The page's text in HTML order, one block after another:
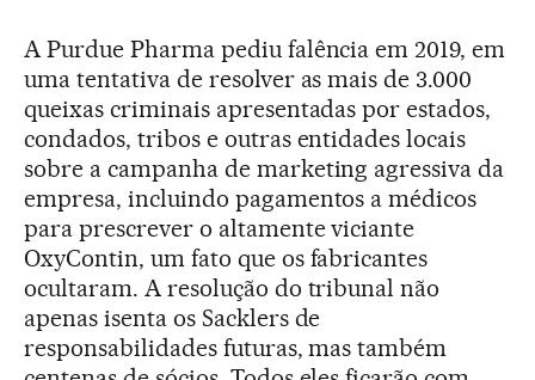
A Purdue Pharma pediu falência em 2019, em
uma tentativa de resolver as mais de 3.000
queixas criminais apresentadas por estados,
condados, tribos e outras entidades locais
sobre a campanha de marketing agressiva da
empresa, incluindo pagamentos a médicos
para prescrever o altamente viciante
OxyContin, um fato que os fabricantes
ocultaram. A resolução do tribunal não
apenas isenta os Sacklers de
responsabilidades futuras, mas também